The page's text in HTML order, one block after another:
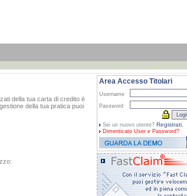
della tua carta di credito è
della tua pratica puoi
Area Accesso Titolari
Username
Password
Sei un nuovo utente? Registrati.
Dimenticato User e Password?